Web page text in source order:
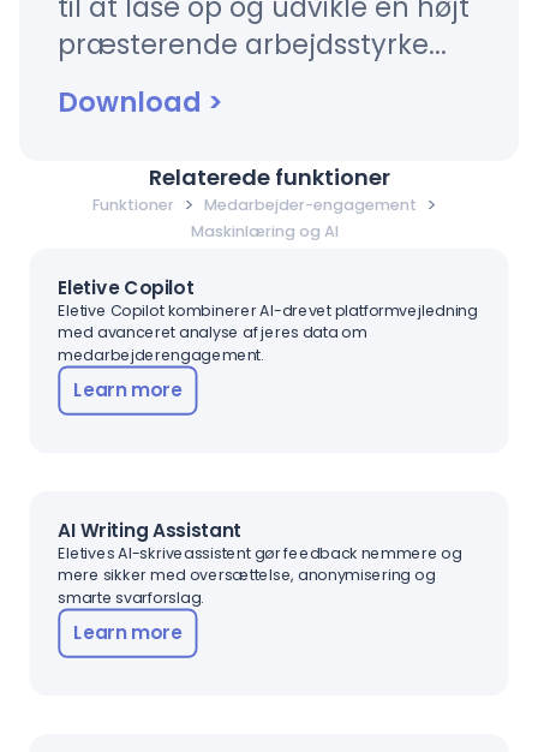
præsterende arbejdsstyrke...
Download >
Relaterede funktioner
Funktioner > Medarbejder-engagement >
Maskinlæring og AI
Eletive Copilot
Eletive Copilot kombinerer AI-drevet platformvejledning
med avanceret analyse af jeres data om
medarbejderengagement.
Learn more
AI Writing Assistant
Eletives AI-skriveassistent gør feedback nemmere og
mere sikker med oversættelse, anonymisering og
smarte svarforslag.
Learn more